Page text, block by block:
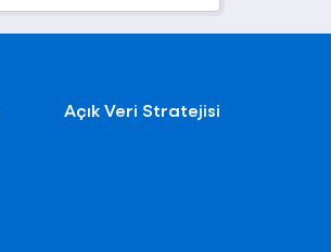
Açık Veri Stratejisi